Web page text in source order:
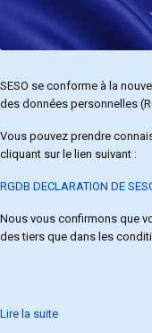
SESO se conforme à la
des données personnelles
Vous pouvez prendre
cliquant sur le lien suivant :
RGDB DECLARATION DE
Nous vous confirmons que
des tiers que dans les
Lire la suite